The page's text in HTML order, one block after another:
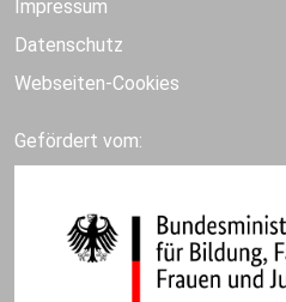
Impressum
Datenschutz
Webseiten-Cookies
Gefördert vom: